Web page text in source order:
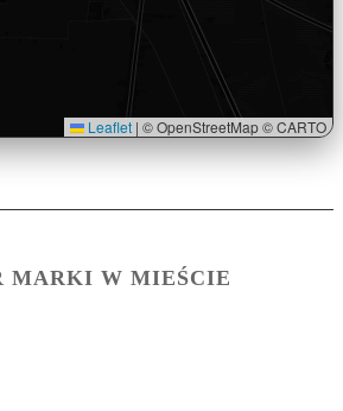
Leaflet | © OpenStreetMap © CARTO
MARKI W MIEŚCIE